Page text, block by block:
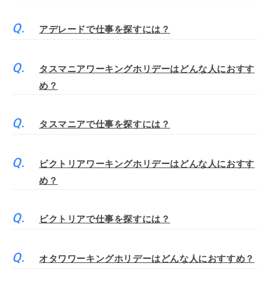
アデレードで仕事を探すには？
タスマニアワーキングホリデーはどんな人におすす
め？
タスマニアで仕事を探すには？
ビクトリアワーキングホリデーはどんな人におすす
め？
ビクトリアで仕事を探すには？
オタワワーキングホリデーはどんな人におすすめ？